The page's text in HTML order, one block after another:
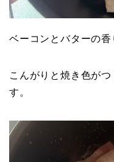
ベーコンとバターの香
こんがりと焼き色が
す。